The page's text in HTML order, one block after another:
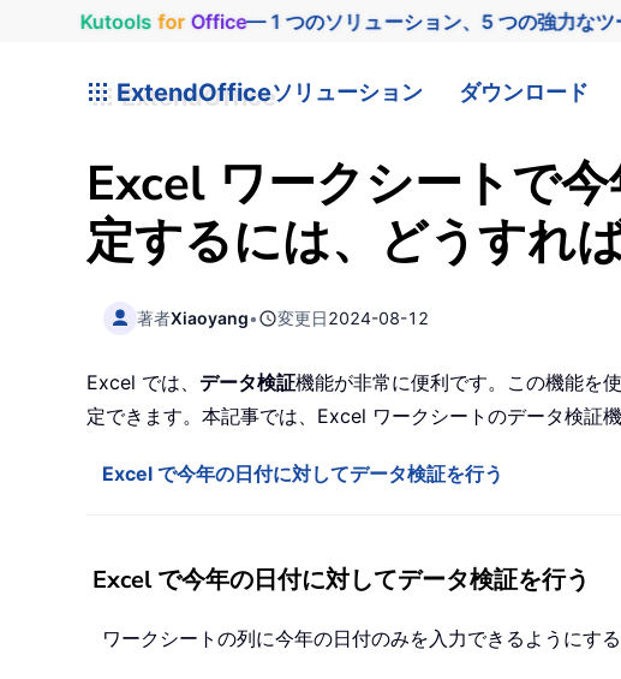
Kutools for Office— 1 つのソリューション、5 つの強力なツ
ExtendOfficeソリューション ダウンロード
Excel ワークシートで
定するには、どうすれ
著者Xiaoyang• 変更日2024-08-12
Excel では、 データ検証機能が非常に便利です。この機能を
定できます。本記事では、Excel ワークシートのデータ検証
Excel で今年の日付に対してデータ検証を行う
Excel で今年の日付に対してデータ検証を行う
ワークシートの列に今年の日付のみを入力できるようにす